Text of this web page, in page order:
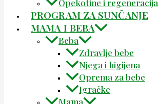
Opekotine i regeneracija
PROGRAM ZA SUNČANJE
MAMA I BEBA
Beba
Zdravlje bebe
Njega i higijena
Oprema za bebe
Igračke
Mama